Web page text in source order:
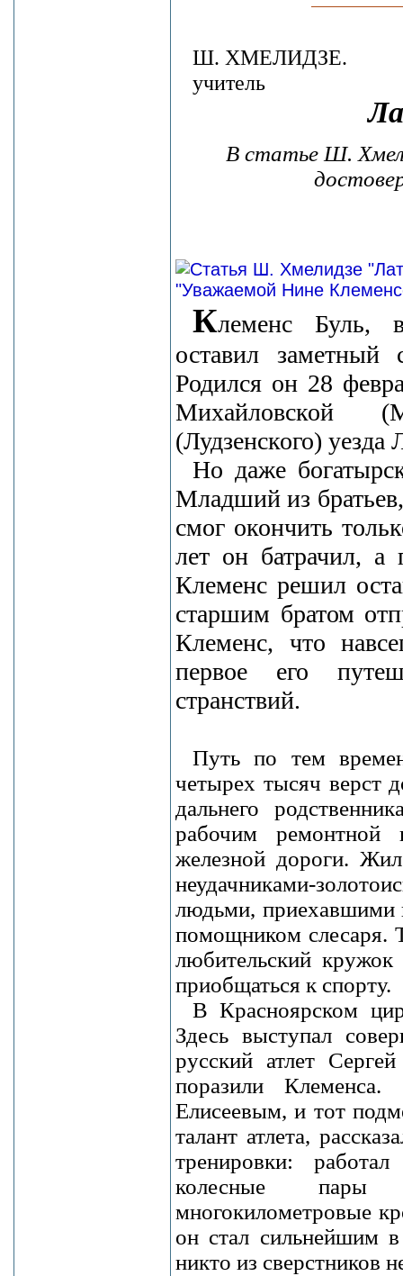
Ш. ХМЕЛИДЗЕ.
учитель
В статье Ш.
Клеменс Буль,
оставил заметный
Родился он 28
Михайловской
(Лудзенского)
Но даже
Младший из
смог окончить
лет он батрачил,
Клеменс решил
старшим братом
Клеменс, что
первое его
странствий.
Путь по тем
четырех тысяч верст
дальнего
рабочим ремонтной
железной дороги.
неудачниками-
людьми, приехавшими
помощником слесаря.
любительский
приобщаться к спорту.
В Красноярском
Здесь выступал
русский атлет
поразили
Елисеевым, и тот
талант атлета,
тренировки:
колесные пары
многокилометровые
он стал сильнейшим
никто из сверстников